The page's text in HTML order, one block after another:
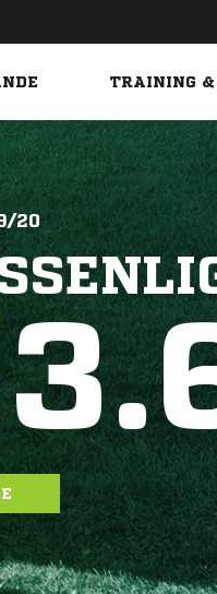
TRAINING &
20